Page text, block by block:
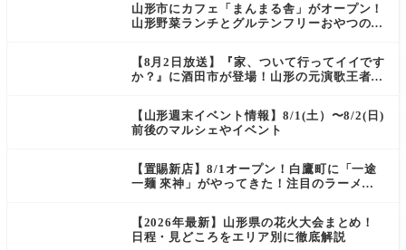
山形市にカフェ「まんまる舎」がオープン！
山形野菜ランチとグルテンフリーおやつの新
【8月2日放送】『家、ついて行ってイイです
か？』に酒田市が登場！山形の元演歌王者
【山形週末イベント情報】8/1(土）〜8/2(日)
前後のマルシェやイベント
【置賜新店】8/1オープン！白鷹町に「一途
一麺 來神」がやってきた！注目のラーメン
【2026年最新】山形県の花火大会まとめ！
日程・見どころをエリア別に徹底解説